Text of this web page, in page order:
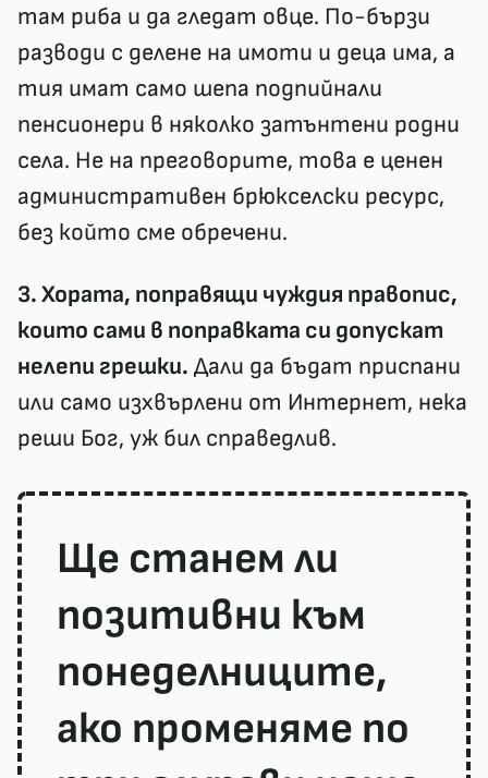
там риба и да гледат овце. По-бързи
разводи с делене на имоти и деца има, а
тия имат само шепа подпийнали
пенсионери в няколко затънтени родни
села. Не на преговорите, това е ценен
административен брюкселски ресурс,
без който сме обречени.
3. Хората, поправящи чуждия правопис,
които сами в поправката си допускат
нелепи грешки. Дали да бъдат приспани
или само изхвърлени от Интернет, нека
реши Бог, уж бил справедлив.
Ще станем ли
позитивни към
понеделниците,
ако променяме по